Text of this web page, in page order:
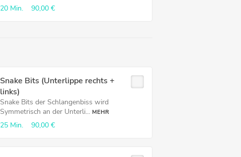
20 Min. 90,00 €
Snake Bits (Unterlippe rechts +
links)
Snake Bits der Schlangenbiss wird
Symmetrisch an der Unterli... MEHR
25 Min. 90,00 €